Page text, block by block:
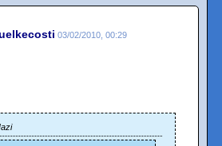
03/02/2010, 00:29